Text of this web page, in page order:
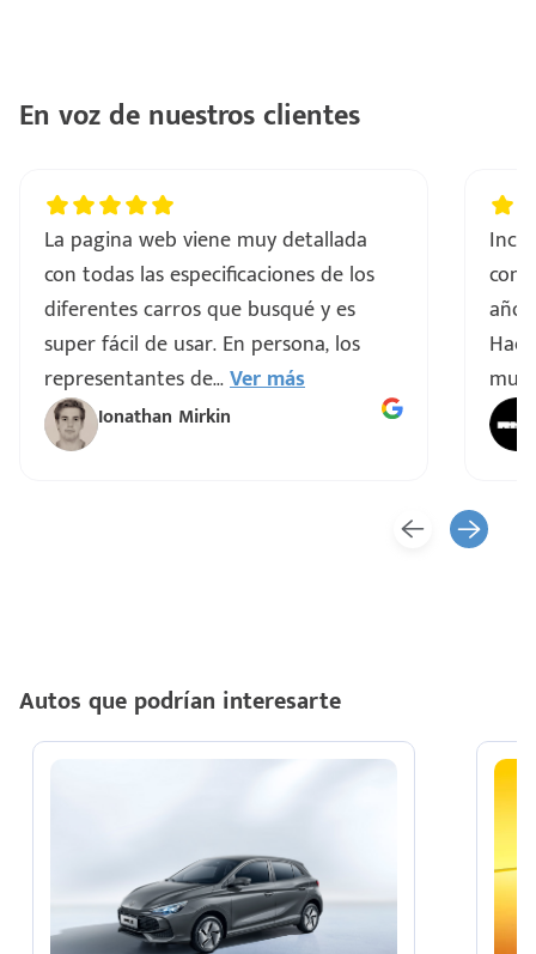
En voz de nuestros clientes
La pagina web viene muy detallada
con todas las especificaciones de los
diferentes carros que busqué y es
super fácil de usar. En persona, los
representantes de...Ver más
Ionathan Mirkin
muy
Autos que podrían interesarte